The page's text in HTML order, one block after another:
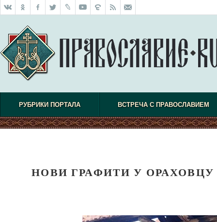
РУБРИКИ ПОРТАЛА ВСТРЕЧА С ПРАВОСЛАВИЕМ
НОВИ ГРАФИТИ У